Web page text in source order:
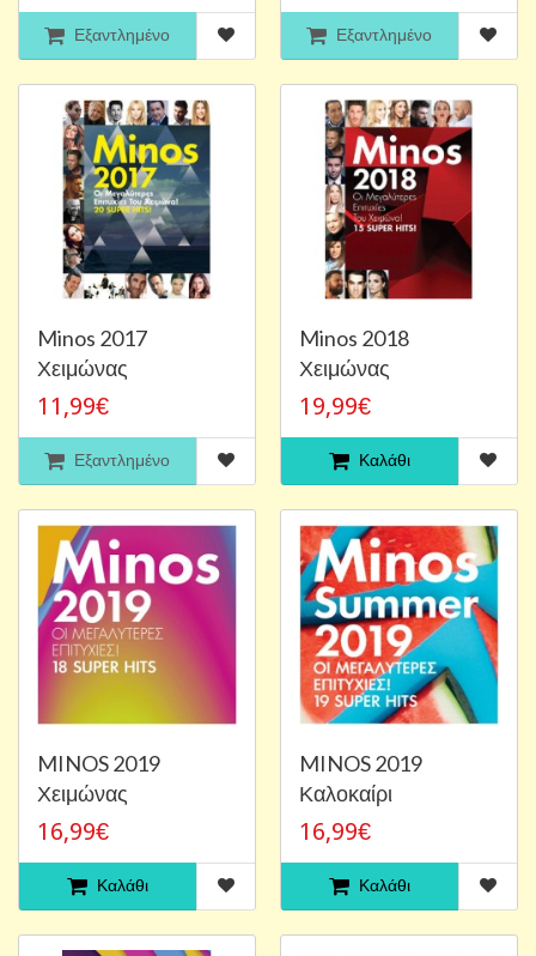
Εξαντλημένο Εξαντλημένο
Minos 2017
Χειμώνας
11,99€
Εξαντλημένο
Minos 2018
Χειμώνας
19,99€
Καλάθι
MINOS 2019
Χειμώνας
16,99€
Καλάθι
MINOS 2019
Καλοκαίρι
16,99€
Καλάθι